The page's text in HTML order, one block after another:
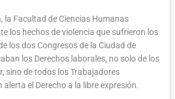
la Facultad de Ciencias Humanas
los hechos de violencia que sufrieron los
los dos Congresos de la Ciudad de
los Derechos laborales, no solo de los
sino de todos los Trabajadores
el Derecho a la libre expresión.